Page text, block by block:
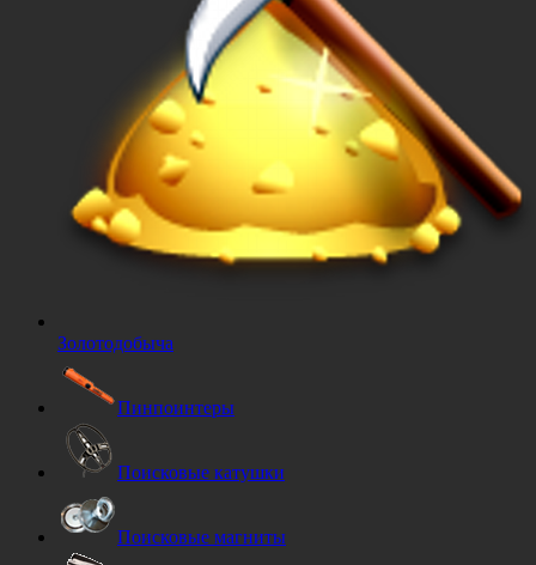
Золотодобыча
Пинпоинтеры
Поисковые катушки
Поисковые магниты